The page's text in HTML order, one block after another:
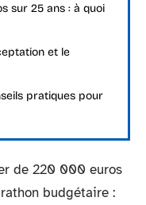
sur 25 ans : à quoi
et le
pratiques pour
de 220 000 euros
budgétaire :